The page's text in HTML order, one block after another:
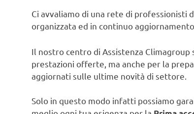
Ci avvaliamo di una rete di
organizzata ed in continuo
Il nostro centro di Assistenza
prestazioni offerte, ma anche per la
aggiornati sulle ultime novità di settore.
Solo in questo modo infatti possiamo